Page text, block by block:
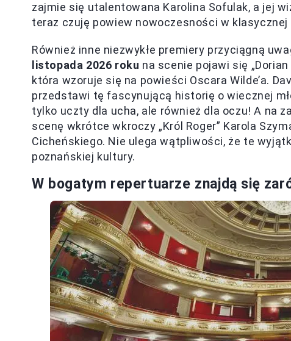
zajmie się utalentowana Karolina Sofulak, a jej
teraz czuję powiew nowoczesności w klasycznej
Również inne niezwykłe premiery przyciągną
listopada 2026 roku na scenie pojawi się
która wzoruje się na powieści Oscara Wilde’a.
przedstawi tę fascynującą historię o wiecznej
tylko uczty dla ucha, ale również dla oczu! A na
scenę wkrótce wkroczy „Król Roger” Karola
Cicheńskiego. Nie ulega wątpliwości, że te
poznańskiej kultury.
W bogatym repertuarze znajdą się